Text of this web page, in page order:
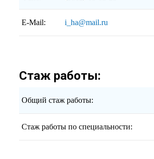
E-Mail: i_ha@mail.ru
Стаж работы:
Общий стаж работы:
Стаж работы по специальности: